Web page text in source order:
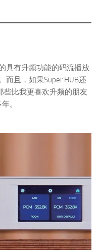
具有升频功能的码流播放
而且，如果Super HUB还
些比我更喜欢升频的朋友
。